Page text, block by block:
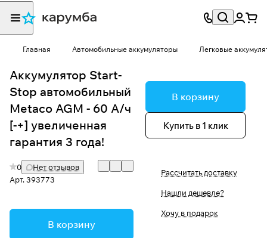
Главная Автомобильные аккумуляторы Легковые
Аккумулятор Start-
Stop автомобильный
Metaco AGM - 60 А/ч
[-+] увеличенная
гарантия 3 года!
0
Нет отзывов
Арт.393773
В корзину
В корзину
Купить в 1 клик
Рассчитать доставку
Нашли дешевле?
Хочу в подарок